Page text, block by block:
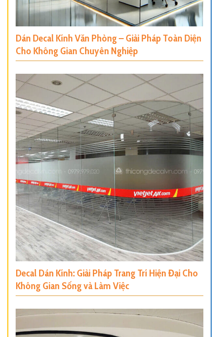
Dán Decal Kính Văn Phòng – Giải Pháp Toàn Diện
Cho Không Gian Chuyên Nghiệp
Decal Dán Kính: Giải Pháp Trang Trí Hiện Đại Cho
Không Gian Sống và Làm Việc